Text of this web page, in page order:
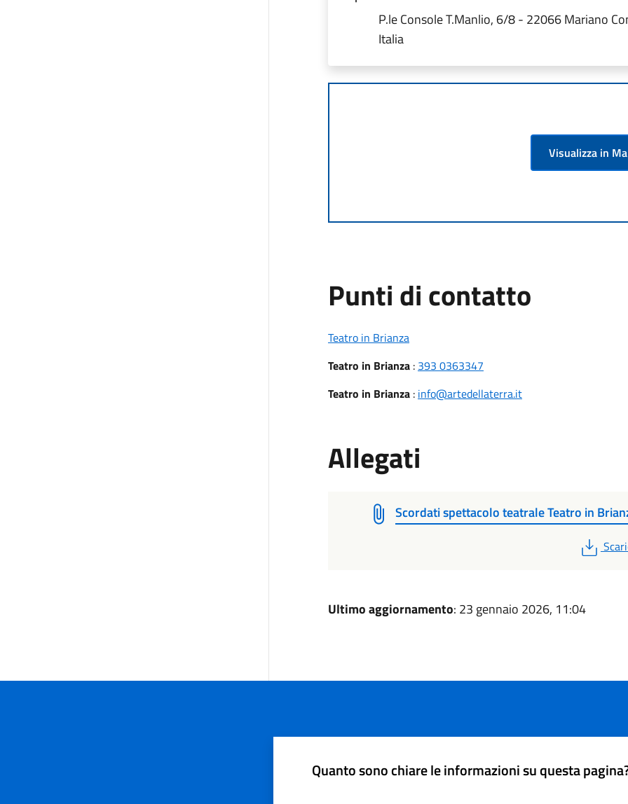
P.le Console T.Manlio, 6/8 - 22066 Mariano
Italia
Visualizza in
Punti di contatto
Teatro in Brianza
Teatro in Brianza: 393 0363347
Teatro in Brianza: info@artedellaterra.it
Allegati
Scordati spettacolo teatrale Teatro in
PDF
Ultimo aggiornamento: 23 gennaio 2026, 11:04
Quanto sono chiare le informazioni su questa